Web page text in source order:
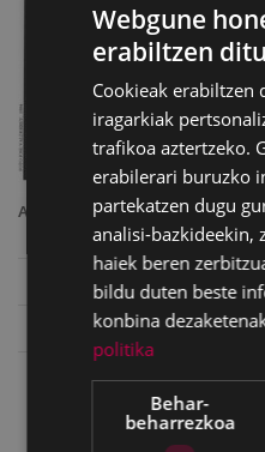
Armaginaren bankada. (1994,
Gaztelerazko izena
Euskarazko izena
Eibarko euskarazko
Webgune
erabiltzen ditu
Cookieak erabiltzen
iragarkiak
trafikoa aztertzeko.
erabilerari buruzko
partekatzen dugu
analisi-bazkideekin,
haiek beren
bildu duten beste
konbina
politika
Behar-
beharrezkoa